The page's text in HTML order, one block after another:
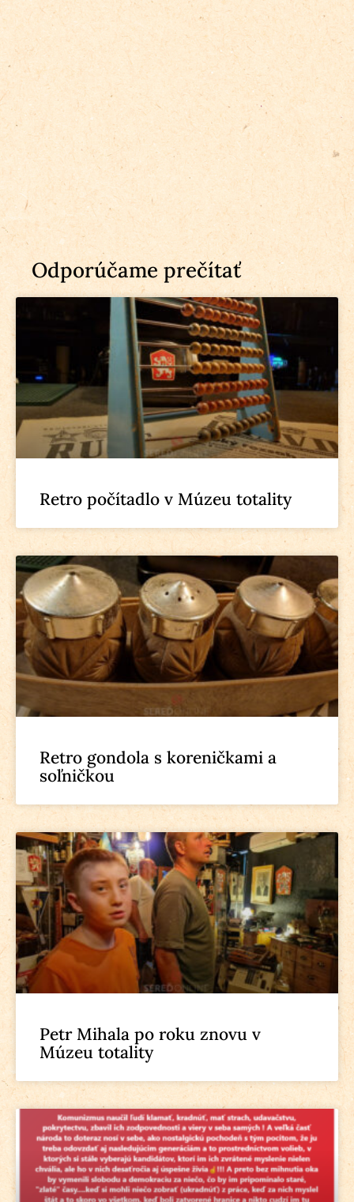
Odporúčame prečítať
Retro počítadlo v Múzeu totality
Retro gondola s koreničkami a
soľničkou
Petr Mihala po roku znovu v
Múzeu totality